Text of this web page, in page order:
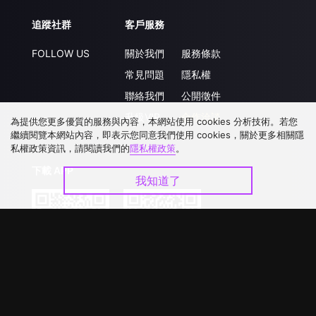
追蹤社群
FOLLOW US
客戶服務
關於我們
常見問題
聯絡我們
升級VIP
服務條款
隱私權
公開徵件
合作洽談
下載 APP
為提供您更多優質的服務與內容，本網站使用 cookies 分析技術。若您
繼續閱覽本網站內容，即表示您同意我們使用 cookies，關於更多相關隱
私權政策資訊，請閱讀我們的隱私權政策。
我知道了